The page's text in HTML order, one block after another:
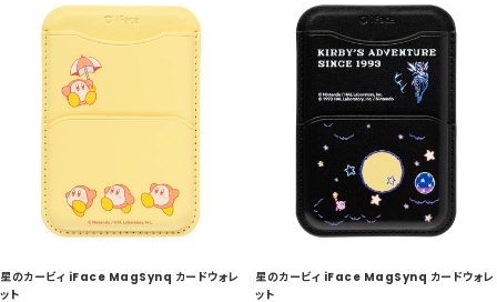
星のカービィ iFace MagSynq カードウォレ
ット
星のカービィ iFace MagSynq カードウォレ
ット